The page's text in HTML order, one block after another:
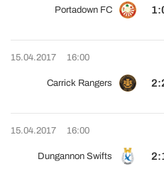
Portadown FC
15.04.2017 16:00
Carrick Rangers
15.04.2017 16:00
Dungannon Swifts